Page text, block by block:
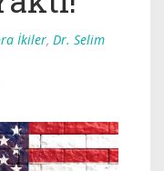
İkiler, Dr. Selim